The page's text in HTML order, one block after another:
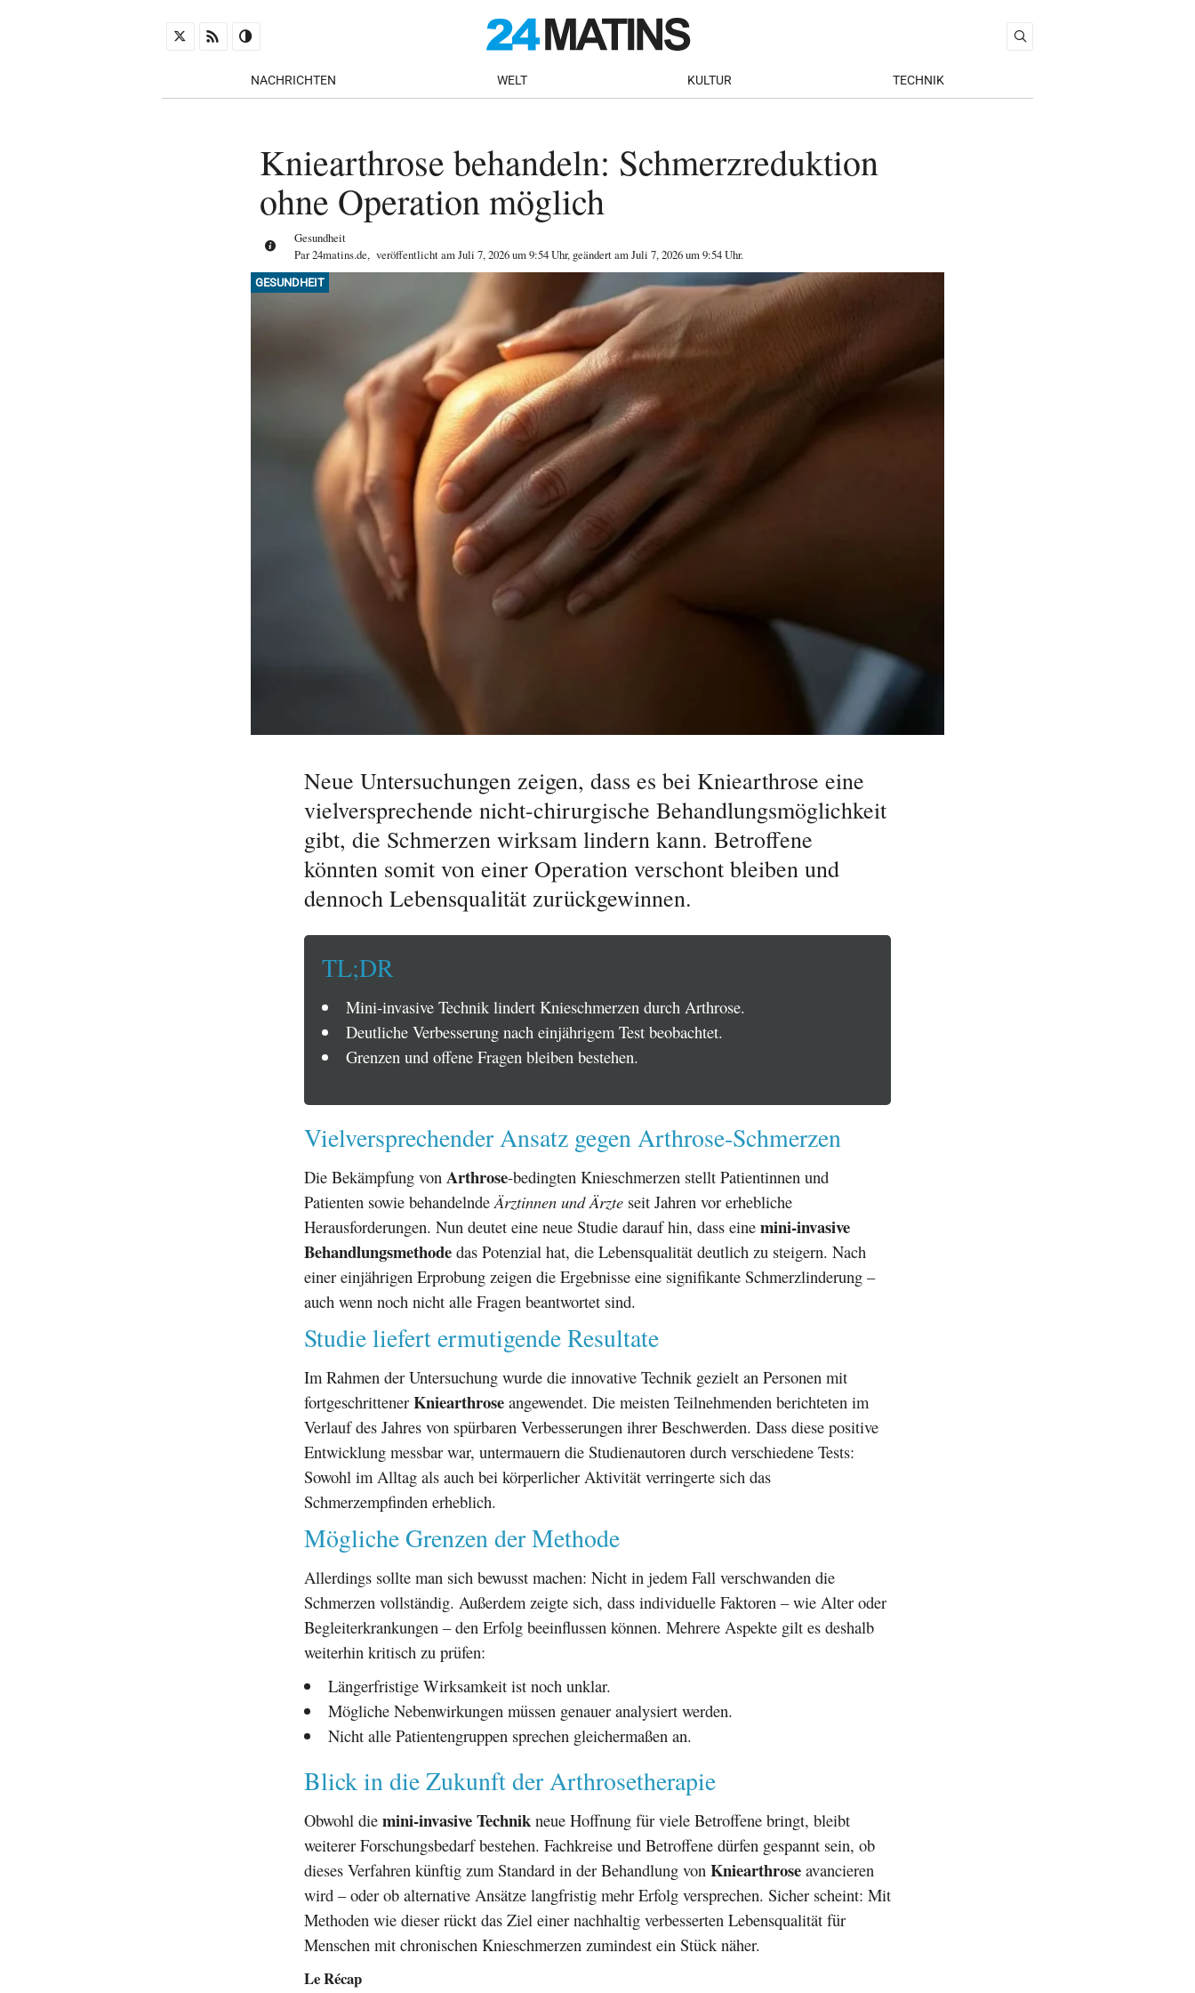
NACHRICHTEN WELT KULTUR TECHNIK
Kniearthrose behandeln: Schmerzreduktion
ohne Operation möglich
Gesundheit
Par24matins.de, veröffentlicht amJuli 7, 2026um 9:54 Uhr, geändert am Juli 7, 2026 um 9:54 Uhr.
GESUNDHEIT
Neue Untersuchungen zeigen, dass es bei Kniearthrose eine
vielversprechende nicht-chirurgische Behandlungsmöglichkeit
gibt, die Schmerzen wirksam lindern kann. Betroffene
könnten somit von einer Operation verschont bleiben und
dennoch Lebensqualität zurückgewinnen.
TL;DR
Mini-invasive Technik lindert Knieschmerzen durch Arthrose.
Deutliche Verbesserung nach einjährigem Test beobachtet.
Grenzen und offene Fragen bleiben bestehen.
Vielversprechender Ansatz gegen Arthrose-Schmerzen
Die Bekämpfung von Arthrose-bedingten Knieschmerzen stellt Patientinnen und
Patienten sowie behandelndeÄrztinnen und Ärzte seit Jahren vor erhebliche
Herausforderungen. Nun deutet eine neue Studie darauf hin, dass eine mini-invasive
Behandlungsmethode das Potenzial hat, die Lebensqualität deutlich zu steigern. Nach
einer einjährigen Erprobung zeigen die Ergebnisse eine signifikante Schmerzlinderung –
auch wenn noch nicht alle Fragen beantwortet sind.
Studie liefert ermutigende Resultate
Im Rahmen der Untersuchung wurde die innovative Technik gezielt an Personen mit
fortgeschrittener Kniearthrose angewendet. Die meisten Teilnehmenden berichteten im
Verlauf des Jahres von spürbaren Verbesserungen ihrer Beschwerden. Dass diese positive
Entwicklung messbar war, untermauern die Studienautoren durch verschiedene Tests:
Sowohl im Alltag als auch bei körperlicher Aktivität verringerte sich das
Schmerzempfinden erheblich.
Mögliche Grenzen der Methode
Allerdings sollte man sich bewusst machen: Nicht in jedem Fall verschwanden die
Schmerzen vollständig. Außerdem zeigte sich, dass individuelle Faktoren – wie Alter oder
Begleiterkrankungen – den Erfolg beeinflussen können. Mehrere Aspekte gilt es deshalb
weiterhin kritisch zu prüfen:
Längerfristige Wirksamkeit ist noch unklar.
Mögliche Nebenwirkungen müssen genauer analysiert werden.
Nicht alle Patientengruppen sprechen gleichermaßen an.
Blick in die Zukunft der Arthrosetherapie
Obwohl die mini-invasive Technik neue Hoffnung für viele Betroffene bringt, bleibt
weiterer Forschungsbedarf bestehen. Fachkreise und Betroffene dürfen gespannt sein, ob
dieses Verfahren künftig zum Standard in der Behandlung von Kniearthrose avancieren
wird – oder ob alternative Ansätze langfristig mehr Erfolg versprechen. Sicher scheint: Mit
Methoden wie dieser rückt das Ziel einer nachhaltig verbesserten Lebensqualität für
Menschen mit chronischen Knieschmerzen zumindest ein Stück näher.
Le Récap